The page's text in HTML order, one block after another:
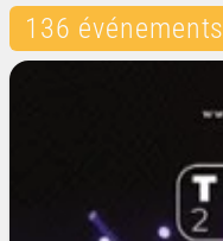
136 événements